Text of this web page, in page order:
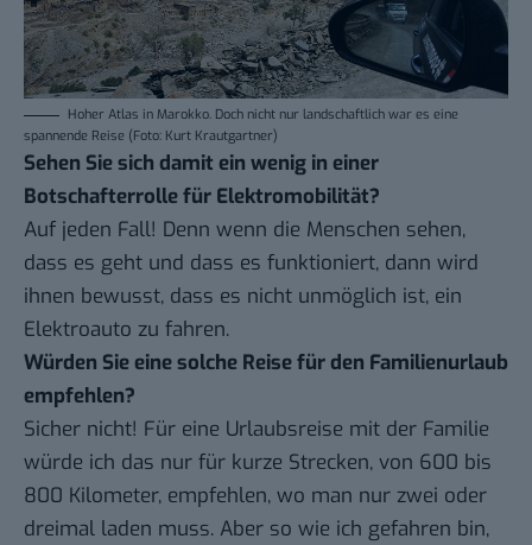
Hoher Atlas in Marokko. Doch nicht nur landschaftlich war es eine
spannende Reise (Foto: Kurt Krautgartner)
Sehen Sie sich damit ein wenig in einer
Botschafterrolle für Elektromobilität?
Auf jeden Fall! Denn wenn die Menschen sehen,
dass es geht und dass es funktioniert, dann wird
ihnen bewusst, dass es nicht unmöglich ist, ein
Elektroauto zu fahren.
Würden Sie eine solche Reise für den Familienurlaub
empfehlen?
Sicher nicht! Für eine Urlaubsreise mit der Familie
würde ich das nur für kurze Strecken, von 600 bis
800 Kilometer, empfehlen, wo man nur zwei oder
dreimal laden muss. Aber so wie ich gefahren bin,